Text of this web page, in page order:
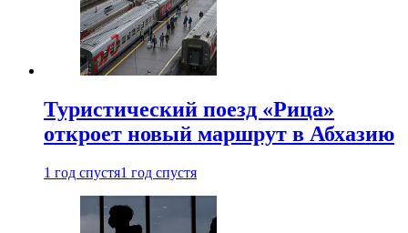
Туристический поезд «Рица»
откроет новый маршрут в Абхазию
1 год спустя1 год спустя